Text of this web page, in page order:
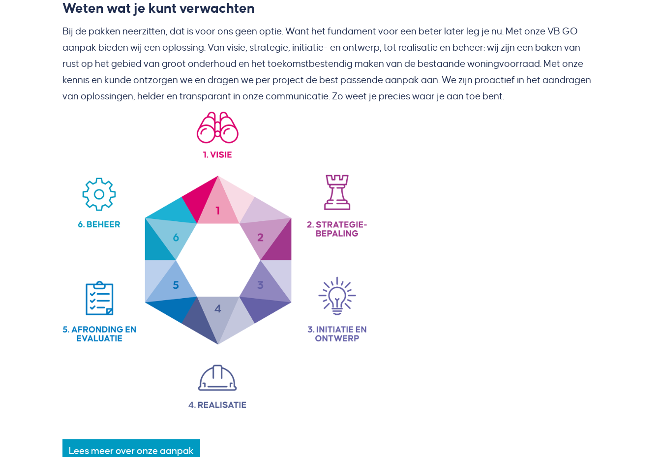
Weten wat je kunt verwachten
Bij de pakken neerzitten, dat is voor ons geen optie. Want het fundament voor een beter later leg je nu. Met onze VB GO
aanpak bieden wij een oplossing. Van visie, strategie, initiatie- en ontwerp, tot realisatie en beheer: wij zijn een baken van
rust op het gebied van groot onderhoud en het toekomstbestendig maken van de bestaande woningvoorraad. Met onze
kennis en kunde ontzorgen we en dragen we per project de best passende aanpak aan. We zijn proactief in het aandragen
van oplossingen, helder en transparant in onze communicatie. Zo weet je precies waar je aan toe bent.
Lees meer over onze aanpak